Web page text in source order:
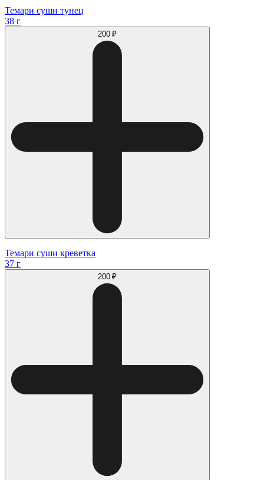
Темари суши тунец
38 г
200 ₽
Темари суши креветка
37 г
200 ₽